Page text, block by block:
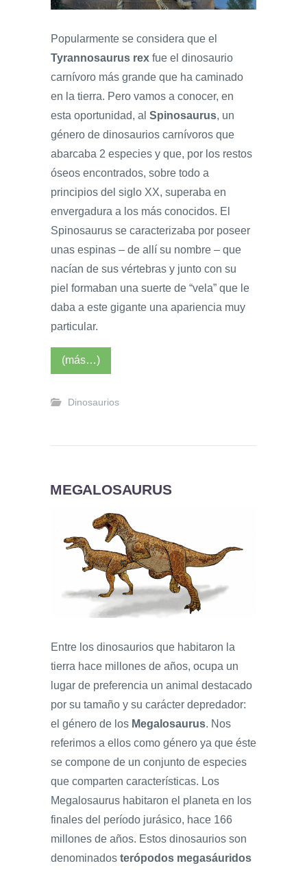
Popularmente se considera que el
Tyrannosaurus rex fue el dinosaurio
carnívoro más grande que ha caminado
en la tierra. Pero vamos a conocer, en
esta oportunidad, al Spinosaurus, un
género de dinosaurios carnívoros que
abarcaba 2 especies y que, por los restos
óseos encontrados, sobre todo a
principios del siglo XX, superaba en
envergadura a los más conocidos. El
Spinosaurus se caracterizaba por poseer
unas espinas – de allí su nombre – que
nacían de sus vértebras y junto con su
piel formaban una suerte de “vela” que le
daba a este gigante una apariencia muy
particular.
(más…)
Dinosaurios
MEGALOSAURUS
Entre los dinosaurios que habitaron la
tierra hace millones de años, ocupa un
lugar de preferencia un animal destacado
por su tamaño y su carácter depredador:
el género de los Megalosaurus. Nos
referimos a ellos como género ya que éste
se compone de un conjunto de especies
que comparten características. Los
Megalosaurus habitaron el planeta en los
finales del período jurásico, hace 166
millones de años. Estos dinosaurios son
denominados terópodos megasáuridos